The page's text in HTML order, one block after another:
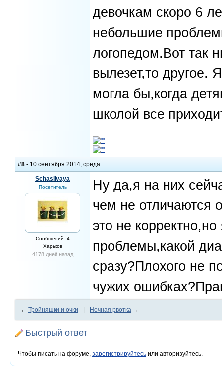
девочкам скоро 6
небольшие
логопедом.Вот так
вылезет,то другое.
могла бы,когда
школой все
#8 - 10 сентября 2014, среда
Schaslivaya
Посетитель
Сообщений: 4
Харьков
4178 дней назад
Ну да,я на них
чем не отличаются
это не
проблемы,какой
сразу?Плохого не
чужих
← Тройняшки и очки Ночная рвотка →
Быстрый ответ
Чтобы писать на форуме, зарегистрируйтесь или авторизуйтесь.